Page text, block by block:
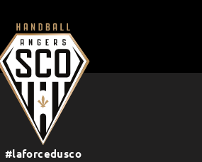
#laforcedusco